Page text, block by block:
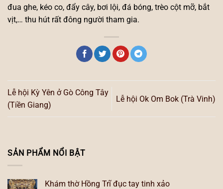
SẢN PHẨM NỔI BẬT
Khám thờ Hồng Trĩ đục tay tinh xảo
đua ghe, kéo co, đẩy cây, bơi lội, đá bóng, trèo cột mỡ, bắt
vịt,… thu hút rất đông người tham gia.
Lễ hội Kỳ Yên ở Gò Công Tây
(Tiền Giang)
Lễ hội Ok Om Bok (Trà Vinh)